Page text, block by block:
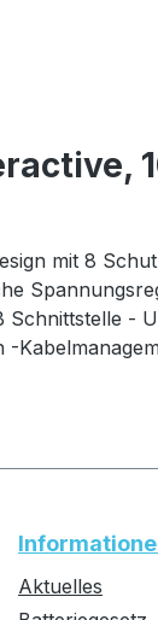
mit 8
-
Aktuelles